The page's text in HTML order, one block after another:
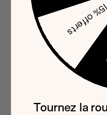
15%
Tournez la